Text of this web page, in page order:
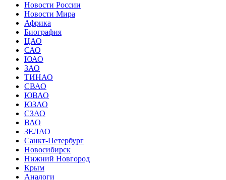
Новости России
Новости Мира
Африка
Биография
ЦАО
САО
ЮАО
ЗАО
ТИНАО
СВАО
ЮВАО
ЮЗАО
СЗАО
ВАО
ЗЕЛАО
Санкт-Петербург
Новосибирск
Нижний Новгород
Крым
Аналоги